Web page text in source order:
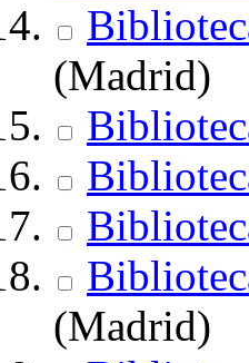
(Madrid)
(Madrid)